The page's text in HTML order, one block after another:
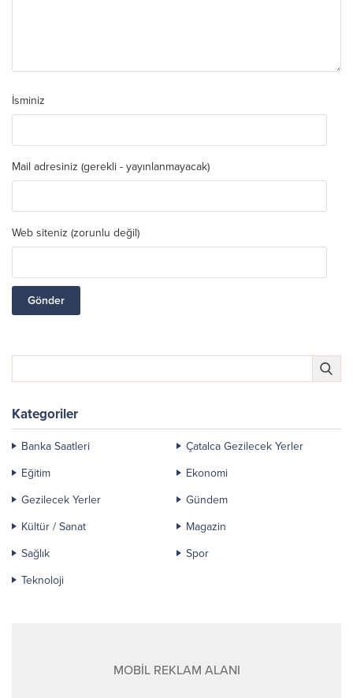
İsminiz
Mail adresiniz (gerekli - yayınlanmayacak)
Web siteniz (zorunlu değil)
Kategoriler
Banka Saatleri
Çatalca Gezilecek Yerler
Eğitim
Ekonomi
Gezilecek Yerler
Gündem
Kültür / Sanat
Magazin
Sağlık
Spor
Teknoloji
MOBİL REKLAM ALANI